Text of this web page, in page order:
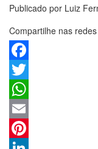
Publicado por Luiz
Compartilhe nas
Facebook
Twitter
WhatsApp
Email